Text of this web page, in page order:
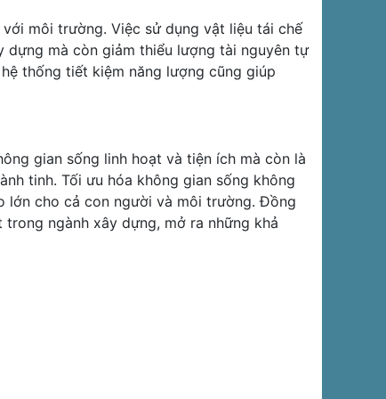
môi trường. Việc sử dụng vật liệu tái chế
mà còn giảm thiểu lượng tài nguyên tự
thống tiết kiệm năng lượng cũng giúp
gian sống linh hoạt và tiện ích mà còn là
tinh. Tối ưu hóa không gian sống không
lớn cho cả con người và môi trường. Đồng
ngành xây dựng, mở ra những khả